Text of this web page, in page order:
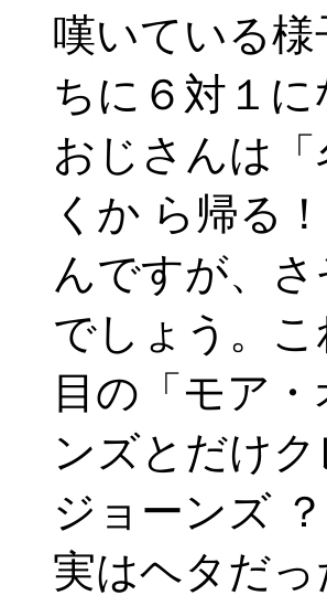
嘆いている
ちに６対１
おじさんは
くか ら帰る
んですが、
でしょう。
目の「モア
ンズとだけ
ジョーンズ
実はヘタだ